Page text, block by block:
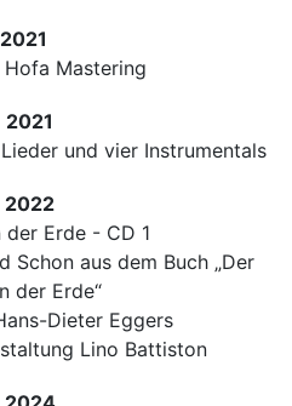
2021
Mastering
2021
und vier Instrumentals
2022
der Erde - CD 1
Schon aus dem Buch „Der
der Erde“
Dieter Eggers
Lino Battiston